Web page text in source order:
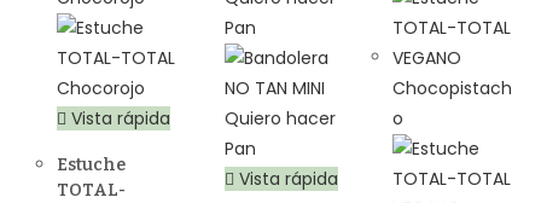
Vista rápida
Estuche
TOTAL-
Vista rápida